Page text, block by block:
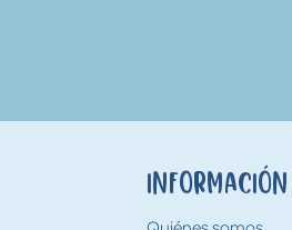
Información